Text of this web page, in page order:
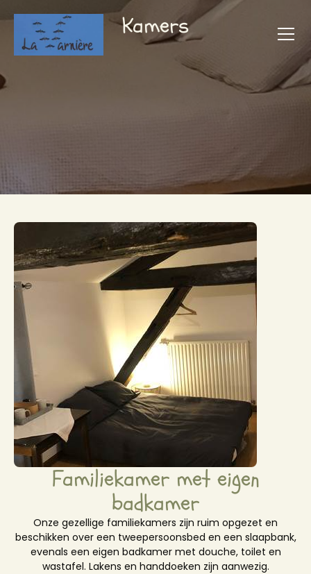
Kamers
Familiekamer met eigen
badkamer
Onze gezellige familiekamers zijn ruim opgezet en
beschikken over een tweepersoonsbed en een slaapbank,
evenals een eigen badkamer met douche, toilet en
wastafel. Lakens en handdoeken zijn aanwezig.